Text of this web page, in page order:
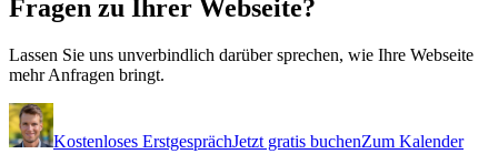
Fragen zu Ihrer Webseite?
Lassen Sie uns unverbindlich darüber sprechen, wie Ihre Webseite
mehr Anfragen bringt.
Kostenloses ErstgesprächJetzt gratis buchenZum Kalender